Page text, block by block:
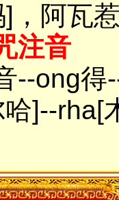
，阿瓦
注音
--ong
]--rha[